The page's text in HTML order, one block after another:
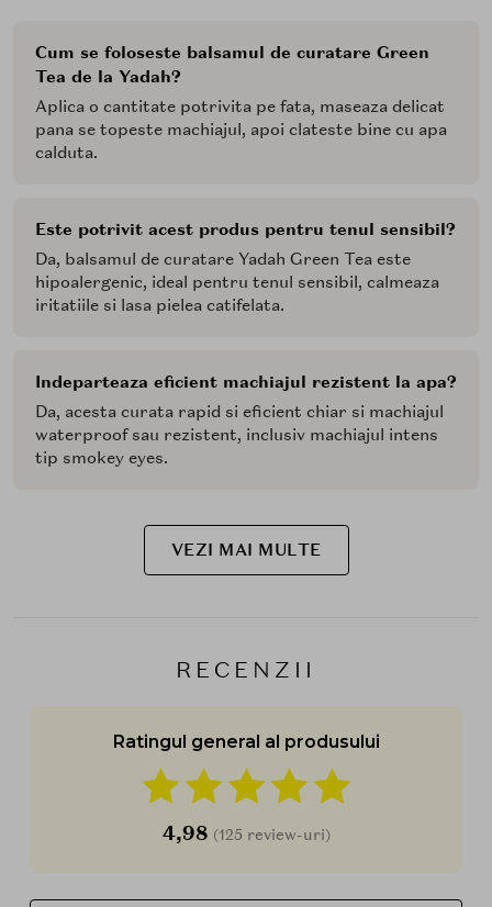
Cum se foloseste balsamul de curatare Green
Tea de la Yadah?
Aplica o cantitate potrivita pe fata, maseaza delicat
pana se topeste machiajul, apoi clateste bine cu apa
calduta.
Este potrivit acest produs pentru tenul sensibil?
Da, balsamul de curatare Yadah Green Tea este
hipoalergenic, ideal pentru tenul sensibil, calmeaza
iritatiile si lasa pielea catifelata.
Indeparteaza eficient machiajul rezistent la apa?
Da, acesta curata rapid si eficient chiar si machiajul
waterproof sau rezistent, inclusiv machiajul intens
tip smokey eyes.
VEZI MAI MULTE
RECENZII
Ratingul general al produsului
4,98 (125 review-uri)